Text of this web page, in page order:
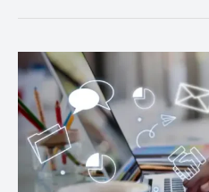
Δημιουργήστε
μια
επιτυχημένη
διαφήμιση
+6
τεχνικές